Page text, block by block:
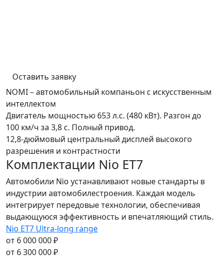
Оставить заявку
NOMI – автомобильный компаньон с искусственным
интеллектом
Двигатель мощностью 653 л.с. (480 кВт). Разгон до
100 км/ч за 3,8 с. Полный привод.
12,8-дюймовый центральный дисплей высокого
разрешения и контрастности
Комплектации Nio ET7
Автомобили Nio устанавливают новые стандарты в
индустрии автомобилестроения. Каждая модель
интегрирует передовые технологии, обеспечивая
выдающуюся эффективность и впечатляющий стиль.
Nio ET7 Ultra-long range
от 6 000 000 ₽
от 6 300 000 ₽